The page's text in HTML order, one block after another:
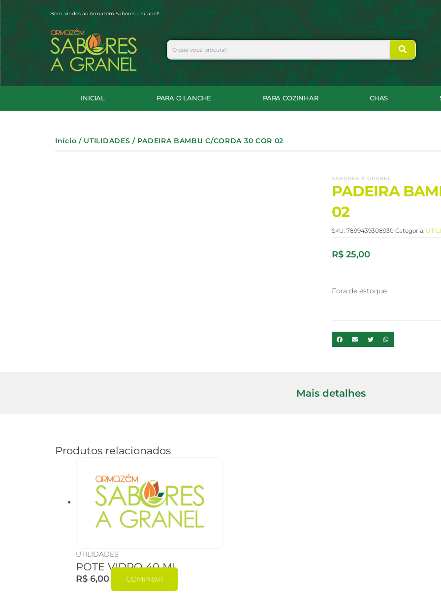
para
o
conteúdo
Bem-vindos ao Armazém Sabores a Granel!
Search
INICIAL PARA O LANCHE PARA COZINHAR CHAS
Início / UTILIDADES / PADEIRA BAMBU C/CORDA 30 COR 02
SABORES A GRANEL
PADEIRA
02
SKU: 7899439308930 Categoria:
R$25,00
Fora de estoque
Mais detalhes
Produtos relacionados
UTILIDADES
POTE VIDRO 40 ML
R$ 6,00 COMPRAR